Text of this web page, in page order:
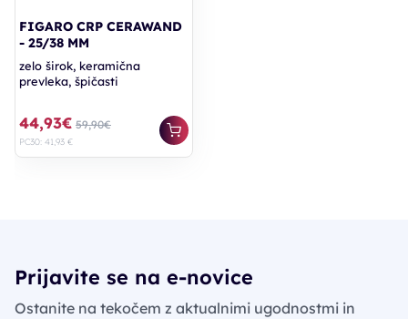
FIGARO CRP CERAWAND
- 25/38 MM
zelo širok, keramična
prevleka, špičasti
44,93€ 59,90€
PC30: 41,93 €
Prijavite se na e-novice
Ostanite na tekočem z aktualnimi ugodnostmi in